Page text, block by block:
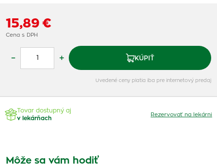
15,89 €
Cena s DPH
– + KÚPIŤ
Uvedené ceny platia iba pre internetový predaj
Tovar dostupný aj
v lekárňach
Rezervovať na lekárni
Môže sa vám hodiť